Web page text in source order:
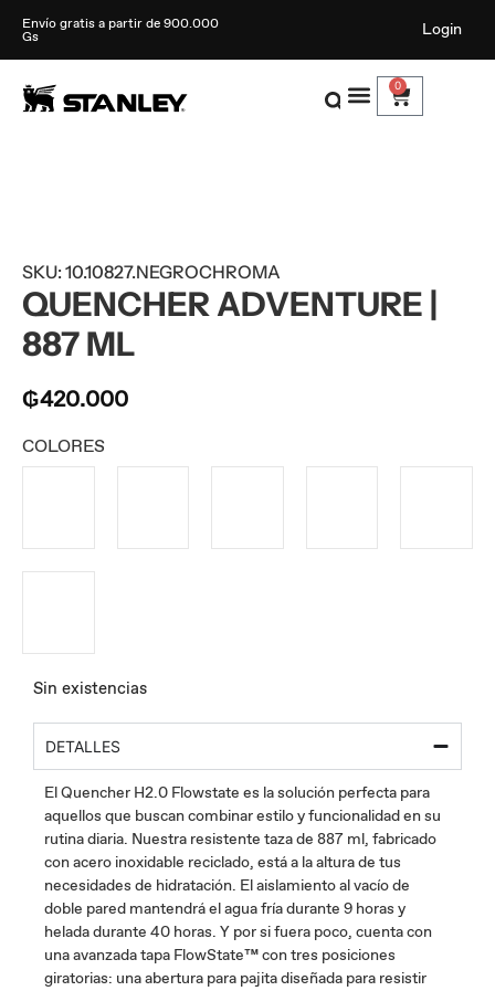
Envío gratis a partir de 900.000
Gs
Login
0
SKU: 10.10827.NEGROCHROMA
QUENCHER ADVENTURE |
887 ML
₲420.000
COLORES
Sin existencias
DETALLES
El Quencher H2.0 Flowstate es la solución perfecta para
aquellos que buscan combinar estilo y funcionalidad en su
rutina diaria. Nuestra resistente taza de 887 ml, fabricado
con acero inoxidable reciclado, está a la altura de tus
necesidades de hidratación. El aislamiento al vacío de
doble pared mantendrá el agua fría durante 9 horas y
helada durante 40 horas. Y por si fuera poco, cuenta con
una avanzada tapa FlowState™ con tres posiciones
giratorias: una abertura para pajita diseñada para resistir